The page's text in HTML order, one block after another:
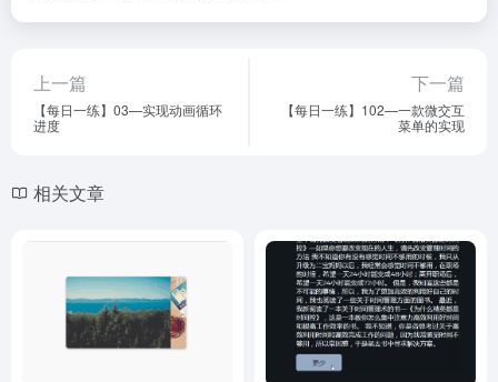
上一篇
【每日一练】03—实现动画循环
进度
下一篇
【每日一练】102—一款微交互
菜单的实现
相关文章